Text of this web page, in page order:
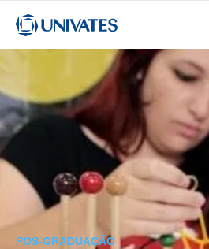
PÓS-GRADUAÇÃO